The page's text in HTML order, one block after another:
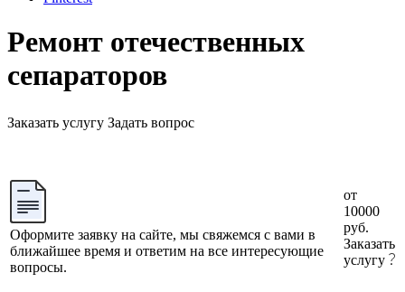
Ремонт отечественных
сепараторов
Заказать услугу Задать вопрос
Оформите заявку на сайте, мы свяжемся с вами в
ближайшее время и ответим на все интересующие
вопросы.
от
10000
руб.
Заказать
услугу